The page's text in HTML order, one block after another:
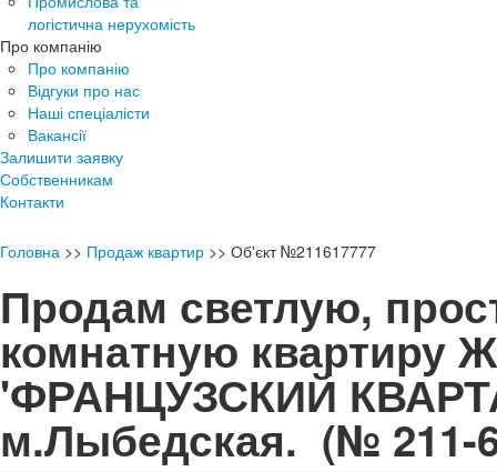
логістична нерухомість
Про компанію
Про компанію
Відгуки про нас
Наші спеціалісти
Вакансії
Залишити заявку
Собственникам
Контакти
Головна >> Продаж квартир >> Об'єкт №211617777
Продам светлую,
комнатную квартиру
'ФРАНЦУЗСКИЙ
м.Лыбедская. (№ 211-